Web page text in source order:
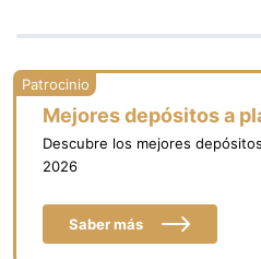
Mejores depósitos a
Descubre los mejores
2026
Saber más